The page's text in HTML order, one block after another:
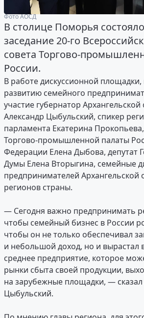
Фото АОСД
В столице Поморья
заседание 20-го
совета Торгово-
России.
В работе дискуссионной
развитию семейного
участие губернатор Архангельской
Александр Цыбульский, спикер
парламента Екатерина
Торгово-промышленной палаты
Федерации Елена Дыбова, депутат
Думы Елена Вторыгина, семейные
предпринимателей Архангельской
регионов страны.
— Сегодня важно предпринимать
чтобы семейный бизнес в России
чтобы он не только обеспечивал
и небольшой доход, но и вырастал
среднее предприятие, которое
рынки сбыта своей продукции,
на зарубежные площадки, — сказал
Цыбульский.